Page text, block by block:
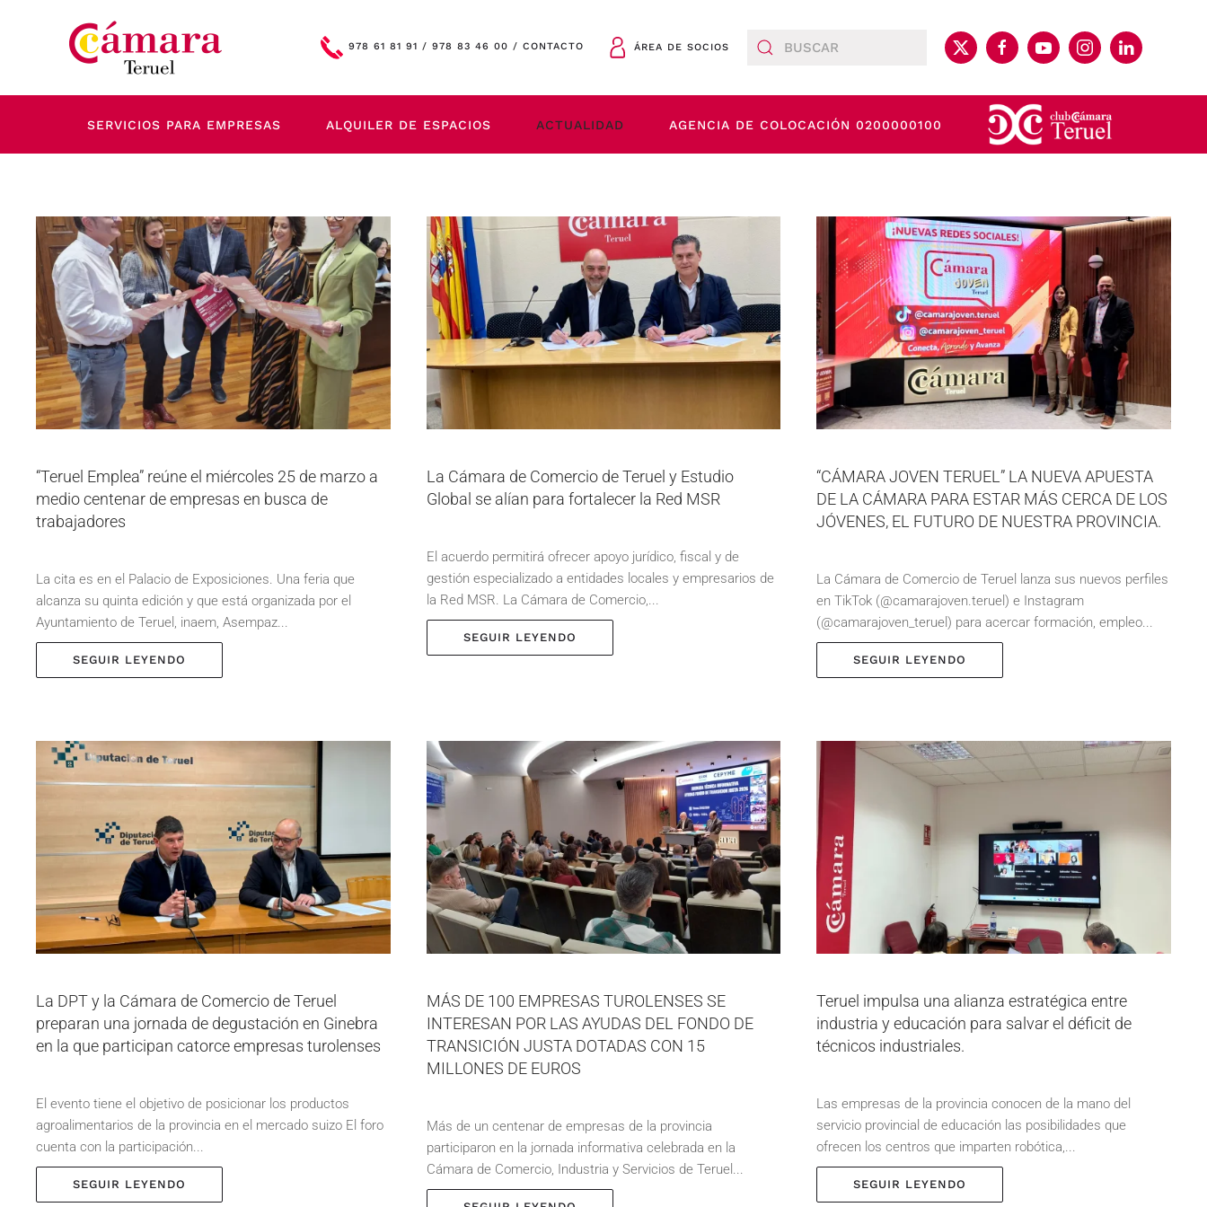
Skip to main content 978 61 81 91 / 978 83 46 00 / CONTACTO ÁREA DE SOCIOS
SERVICIOS PARA EMPRESAS ALQUILER DE ESPACIOS ACTUALIDAD AGENCIA DE COLOCACIÓN 0200000100
“Teruel Emplea” reúne el miércoles 25 de marzo a
medio centenar de empresas en busca de
trabajadores
La cita es en el Palacio de Exposiciones. Una feria que
alcanza su quinta edición y que está organizada por el
Ayuntamiento de Teruel, inaem, Asempaz...
SEGUIR LEYENDO
La Cámara de Comercio de Teruel y Estudio
Global se alían para fortalecer la Red MSR
El acuerdo permitirá ofrecer apoyo jurídico, fiscal y de
gestión especializado a entidades locales y empresarios de
la Red MSR. La Cámara de Comercio,...
SEGUIR LEYENDO
“CÁMARA JOVEN TERUEL” LA NUEVA APUESTA
DE LA CÁMARA PARA ESTAR MÁS CERCA DE LOS
JÓVENES, EL FUTURO DE NUESTRA PROVINCIA.
La Cámara de Comercio de Teruel lanza sus nuevos perfiles
en TikTok (@camarajoven.teruel) e Instagram
(@camarajoven_teruel) para acercar formación, empleo...
SEGUIR LEYENDO
La DPT y la Cámara de Comercio de Teruel
preparan una jornada de degustación en Ginebra
en la que participan catorce empresas turolenses
El evento tiene el objetivo de posicionar los productos
agroalimentarios de la provincia en el mercado suizo El foro
cuenta con la participación...
SEGUIR LEYENDO
MÁS DE 100 EMPRESAS TUROLENSES SE
INTERESAN POR LAS AYUDAS DEL FONDO DE
TRANSICIÓN JUSTA DOTADAS CON 15
MILLONES DE EUROS
Más de un centenar de empresas de la provincia
participaron en la jornada informativa celebrada en la
Cámara de Comercio, Industria y Servicios de Teruel...
Teruel impulsa una alianza estratégica entre
industria y educación para salvar el déficit de
técnicos industriales.
Las empresas de la provincia conocen de la mano del
servicio provincial de educación las posibilidades que
ofrecen los centros que imparten robótica,...
SEGUIR LEYENDO